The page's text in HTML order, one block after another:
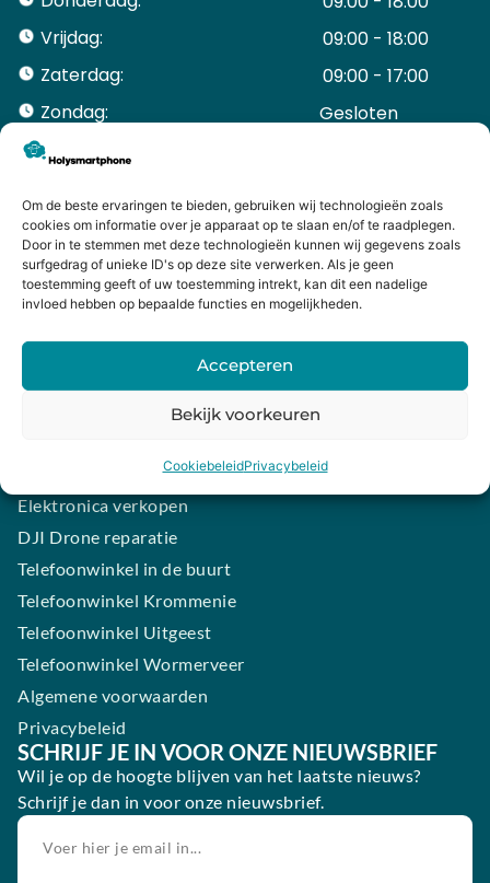
Om de beste ervaringen te bieden, gebruiken wij technologieën zoals
cookies om informatie over je apparaat op te slaan en/of te raadplegen.
Door in te stemmen met deze technologieën kunnen wij gegevens zoals
surfgedrag of unieke ID's op deze site verwerken. Als je geen
toestemming geeft of uw toestemming intrekt, kan dit een nadelige
invloed hebben op bepaalde functies en mogelijkheden.
Accepteren
Bekijk voorkeuren
CookiebeleidPrivacybeleid
Vrijdag:
09:00 - 18:00
Zaterdag:
09:00 - 17:00
Zondag:
Gesloten ​ ​ ​ ​ ​ ​ ​
ACCOUNT
Mijn Account
Bestellingen
Mijn winkelwagen
HANDIGE LINKS
Levering en retourneren
Garantie
Contact
Samsung smartphone laten maken
Elektronica verkopen
DJI Drone reparatie
Telefoonwinkel in de buurt
Telefoonwinkel Krommenie
Telefoonwinkel Uitgeest
Telefoonwinkel Wormerveer
Algemene voorwaarden
Privacybeleid
SCHRIJF JE IN VOOR ONZE NIEUWSBRIEF
Wil je op de hoogte blijven van het laatste nieuws?
Schrijf je dan in voor onze nieuwsbrief.